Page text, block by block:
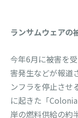
ランサムウェアの
今年6月に被害を
害発生などが報道
ンフラを停止させ
に起きた「
岸の燃料供給の約